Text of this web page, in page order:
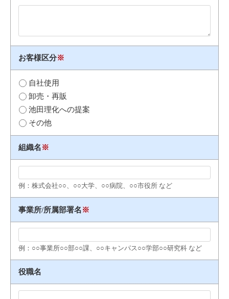
お客様区分※
自社使用
卸売・再販
池田理化への提案
その他
組織名※
例：株式会社○○、○○大学、○○病院、○○市役所 など
事業所/所属部署名※
例：○○事業所○○部○○課、○○キャンパス○○学部○○研究科 など
役職名